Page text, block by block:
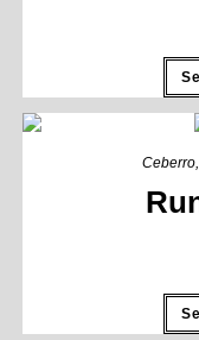
Ceberro,